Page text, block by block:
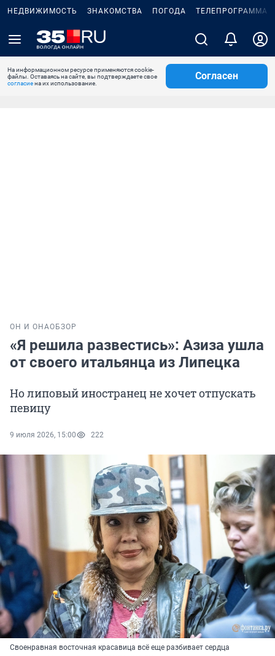
НЕДВИЖИМОСТЬ ЗНАКОМСТВА ПОГОДА ТЕЛЕПРОГРАММА
На информационном ресурсе применяются cookie-
файлы. Оставаясь на сайте, вы подтверждаете свое
согласиена их использование.
Согласен
ОН И ОНАОБЗОР
«Я решила развестись»: Азиза ушла
от своего итальянца из Липецка
Но липовый иностранец не хочет отпускать
певицу
9 июля 2026, 15:00 222
Своенравная восточная красавица всё еще разбивает сердца